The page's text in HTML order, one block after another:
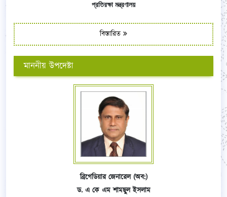
প্রতিরক্ষা মন্ত্রণালয়
বিস্তারিত
মাননীয় উপদেষ্টা
ব্রিগেডিয়ার জেনারেল (অব:)
ড. এ কে এম শামছুল ইসলাম